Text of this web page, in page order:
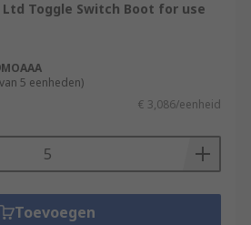
Toggle Switch Boot for use
5 eenheden)
€ 3,086/eenheid
Toevoegen